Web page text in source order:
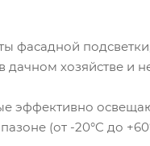
фасадной
хозяйстве и
эффективно
(от -20°C до